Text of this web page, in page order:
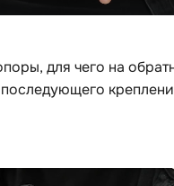
для чего на